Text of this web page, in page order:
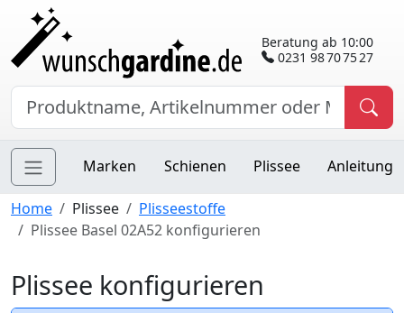
Beratung ab 10:00
0231 98 70 75 27
Marken Schienen Plissee Anleitung
Home Plissee
Plisseestoffe
Plissee Basel 02A52 konfigurieren
Plissee konfigurieren